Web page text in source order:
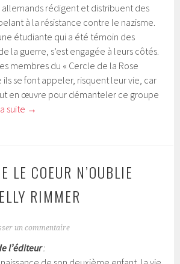
rédigent et distribuent des
à la résistance contre le nazisme.
étudiante qui a été témoin des
la guerre, s’est engagée à leurs côtés.
membres du « Cercle de la Rose
ils se font appeler, risquent leur vie, car
en œuvre pour démanteler ce groupe
suite →
LE COEUR N’OUBLIE
RIMMER
un commentaire
l’éditeur: